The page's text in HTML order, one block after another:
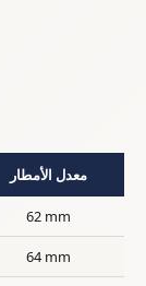
معدل الأمطار
62 mm
64 mm